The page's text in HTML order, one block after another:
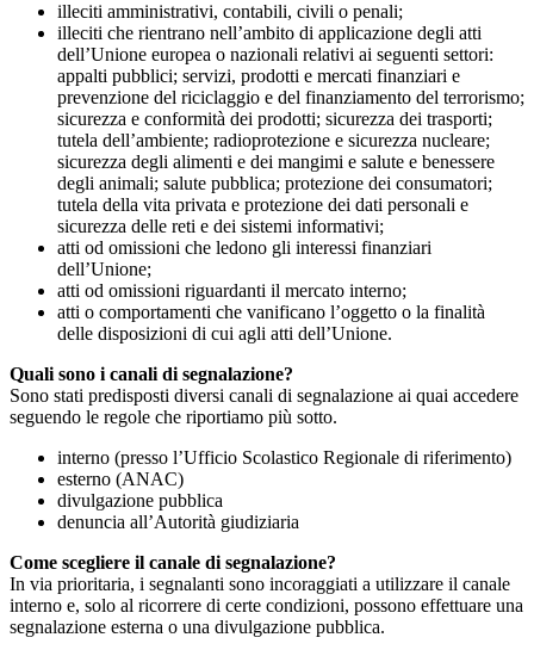
illeciti amministrativi, contabili, civili o penali;
illeciti che rientrano nell’ambito di applicazione degli atti
dell’Unione europea o nazionali relativi ai seguenti settori:
appalti pubblici; servizi, prodotti e mercati finanziari e
prevenzione del riciclaggio e del finanziamento del terrorismo;
sicurezza e conformità dei prodotti; sicurezza dei trasporti;
tutela dell’ambiente; radioprotezione e sicurezza nucleare;
sicurezza degli alimenti e dei mangimi e salute e benessere
degli animali; salute pubblica; protezione dei consumatori;
tutela della vita privata e protezione dei dati personali e
sicurezza delle reti e dei sistemi informativi;
atti od omissioni che ledono gli interessi finanziari
dell’Unione;
atti od omissioni riguardanti il mercato interno;
atti o comportamenti che vanificano l’oggetto o la finalità
delle disposizioni di cui agli atti dell’Unione.
Quali sono i canali di segnalazione?
Sono stati predisposti diversi canali di segnalazione ai quai accedere
seguendo le regole che riportiamo più sotto.
interno (presso l’Ufficio Scolastico Regionale di riferimento)
esterno (ANAC)
divulgazione pubblica
denuncia all’Autorità giudiziaria
Come scegliere il canale di segnalazione?
In via prioritaria, i segnalanti sono incoraggiati a utilizzare il canale
interno e, solo al ricorrere di certe condizioni, possono effettuare una
segnalazione esterna o una divulgazione pubblica.